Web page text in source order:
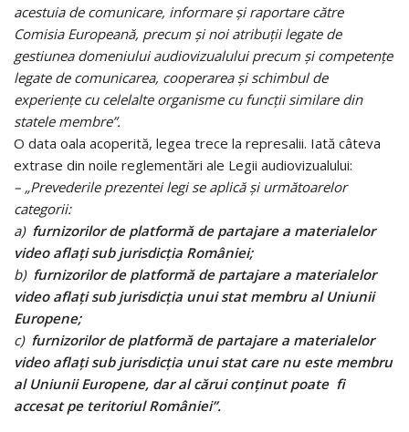
acestuia de comunicare, informare și raportare către
Comisia Europeană, precum și noi atribuții legate de
gestiunea domeniului audiovizualului precum și competențe
legate de comunicarea, cooperarea și schimbul de
experiențe cu celelalte organisme cu funcții similare din
statele membre”.
O data oala acoperită, legea trece la represalii. Iată câteva
extrase din noile reglementări ale Legii audiovizualului:
– „Prevederile prezentei legi se aplică și următoarelor
categorii:
a) furnizorilor de platformă de partajare a materialelor
video aflați sub jurisdicția României;
b) furnizorilor de platformă de partajare a materialelor
video aflați sub jurisdicția unui stat membru al Uniunii
Europene;
c) furnizorilor de platformă de partajare a materialelor
video aflați sub jurisdicția unui stat care nu este membru
al Uniunii Europene, dar al cărui conținut poate fi
accesat pe teritoriul României”.